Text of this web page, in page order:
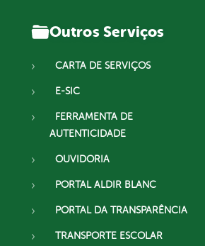
Outros Serviços
CARTA DE SERVIÇOS
E-SIC
FERRAMENTA DE
AUTENTICIDADE
OUVIDORIA
PORTAL ALDIR BLANC
PORTAL DA TRANSPARÊNCIA
TRANSPORTE ESCOLAR